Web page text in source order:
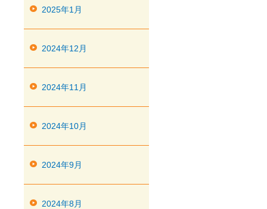
2025年1月
2024年12月
2024年11月
2024年10月
2024年9月
2024年8月